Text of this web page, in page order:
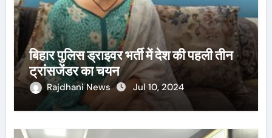
बिहार पुलिस ड्राइवर भर्ती में देश की पहली तीन
ट्रांसजेंडर का चयन
Rajdhani News Jul 10, 2024